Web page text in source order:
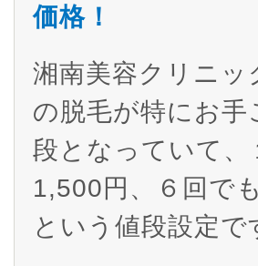
価格！
湘南美容クリニッ
の脱毛が特にお手
段となっていて、
1,500円、６回で
という値段設定で